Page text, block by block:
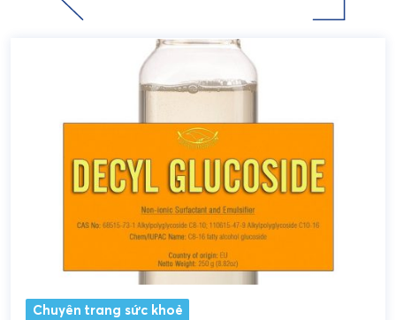
Chuyên trang sức khoẻ